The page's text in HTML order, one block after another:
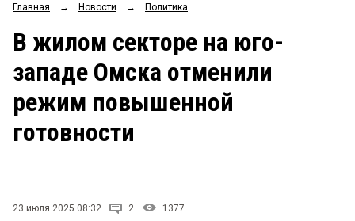
ОБЩЕСТВО
ЗАКОН
НОВОСТИ КОМПАНИЙ
Рейтинги
Блоги
Архив
Главная → Новости → Политика
В жилом секторе на юго-
западе Омска отменили
режим повышенной
готовности
23 июля 2025 08:32 2 1377